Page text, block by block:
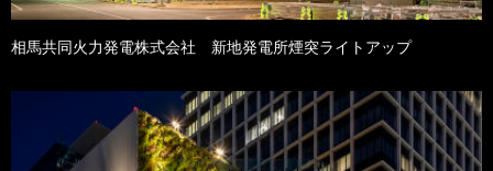
相馬共同火力発電株式会社 新地発電所煙突ライトアップ